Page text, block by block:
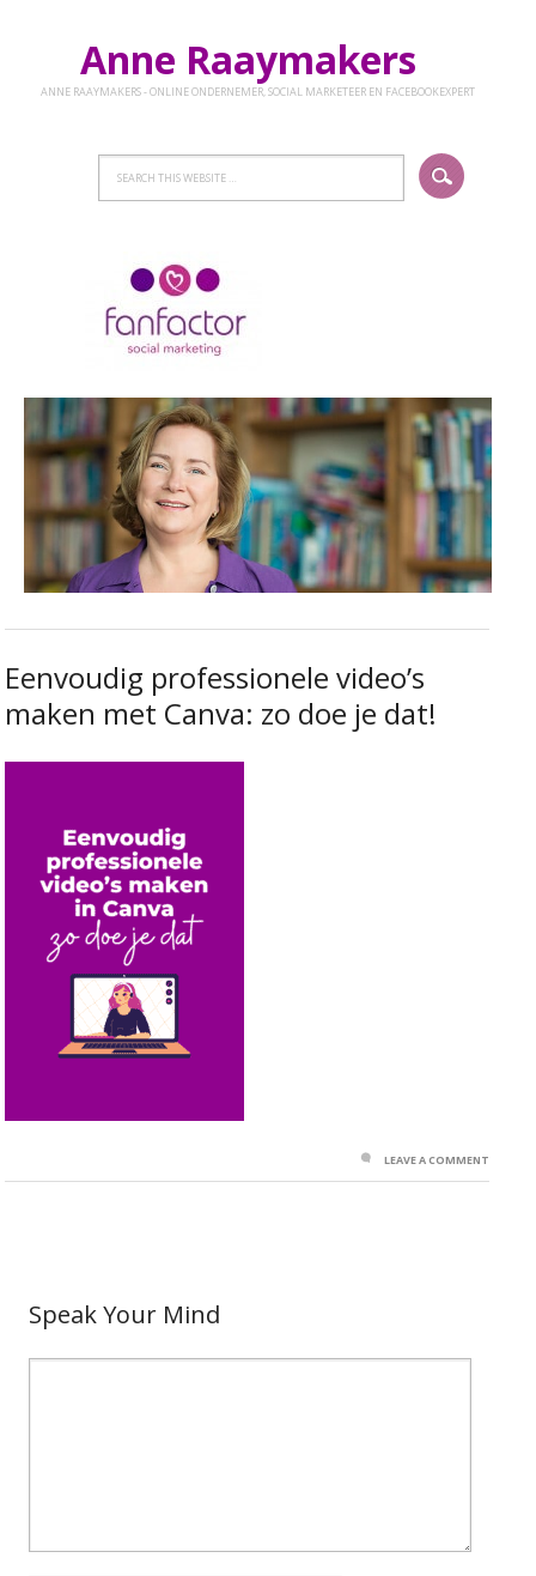
Anne Raaymakers
ANNE RAAYMAKERS - ONLINE ONDERNEMER, SOCIAL MARKETEER EN FACEBOOKEXPERT
Eenvoudig professionele video’s
maken met Canva: zo doe je dat!
LEAVE A COMMENT
Speak Your Mind